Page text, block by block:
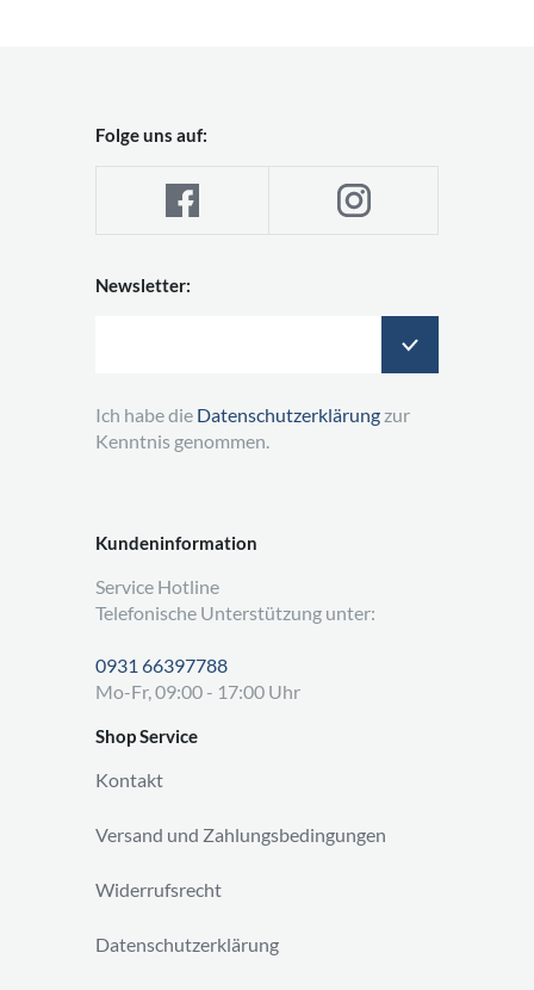
Kundeninformation
Service Hotline
Telefonische Unterstützung unter:
0931 66397788
Mo-Fr, 09:00 - 17:00 Uhr
Shop Service
Kontakt
Versand und Zahlungsbedingungen
Widerrufsrecht
Datenschutzerklärung
Folge uns auf:
Newsletter:
Ich habe die Datenschutzerklärung zur
Kenntnis genommen.